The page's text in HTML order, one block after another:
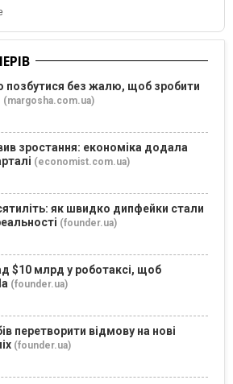
позбутися без жалю, щоб зробити
(margosha.com.ua)
зростання: економіка додала
(economist.com.ua)
як швидко дипфейки стали
(founder.ua)
$10 млрд у роботаксі, щоб
(founder.ua)
перетворити відмову на нові
(founder.ua)